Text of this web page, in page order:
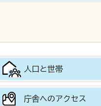
人口と世帯
庁舎へのアクセス